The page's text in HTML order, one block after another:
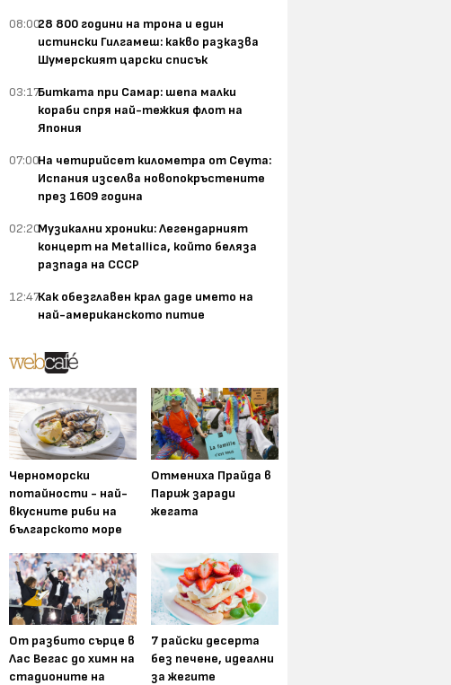
08:0028 800 години на трона и един
истински Гилгамеш: какво разказва
Шумерският царски списък
03:17Битката при Самар: шепа малки
кораби спря най-тежкия флот на
Япония
07:00На четирийсет километра от Сеута:
Испания изселва новопокръстените
през 1609 година
02:20Музикални хроники: Легендарният
концерт на Metallica, който беляза
разпада на СССР
12:47Как обезглавен крал даде името на
най-американското питие
Черноморски
потайности - най-
вкусните риби на
българското море
Отмениха Прайда в
Париж заради
жегата
От разбито сърце в
Лас Вегас до химн на
стадионите на
7 райски десерта
без печене, идеални
за жегите